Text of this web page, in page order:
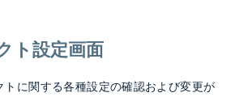
ト設定画面
トに関する各種設定の確認および変更が